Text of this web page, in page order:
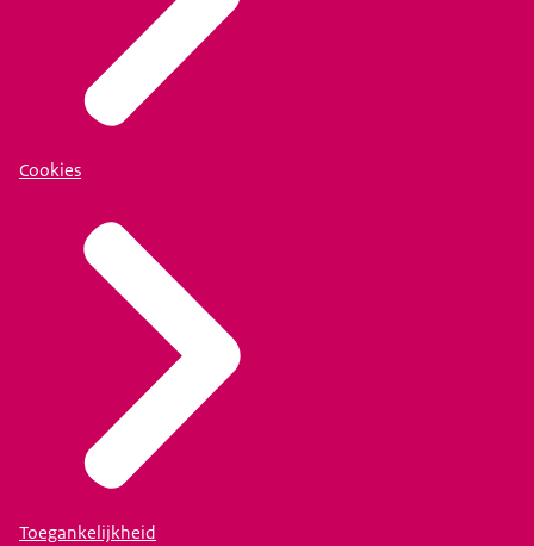
Cookies
Toegankelijkheid